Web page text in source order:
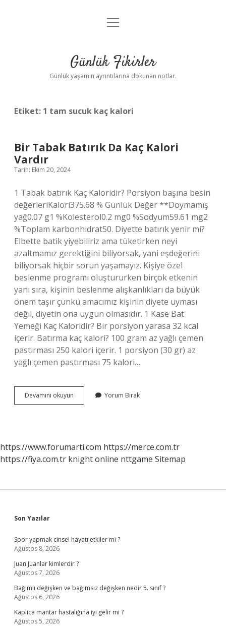
Anasayfa
Yasal Uyarı
menüyü
Günlük Fikirler
Günlük yaşamın ayrıntılarına dokunan notlar.
Etiket: 1 tam sucuk kaç kalori
Bir Tabak Batırık Da Kaç Kalori
Vardır
Tarih: Ekim 20, 2024
1 Tabak batırık Kaç Kaloridir? Porsiyon başına besin
değerleriKalori375.68 % Günlük Değer **Doymamış
yağ0.07 g1 %Kolesterol0.2 mg0 %Sodyum59.61 mg2
%Toplam karbonhidrat50. Diyette batırık yenir mi?
Elbette batik yiyebiliriz ama tüketirken neyi
azaltmamız gerektiğini biliyorsak, yani eşdeğerini
biliyorsak hiçbir sorun yaşamayız. Kişiye özel
beslenme programı oluştururken birçok etkenin
yanı sıra, kişinin beslenme alışkanlıkları da büyük
önem taşır çünkü amacımız kişinin diyete uyması
değil, diyetin ona uygun olmasıdır. 1 Kase Bat
Yemeği Kaç Kaloridir? Bir porsiyon yarasa 32 kcal
içerir. Batırma kaç kalori? 100 gram az yağlı çemen
pastırması 250 kalori içerir. 1 porsiyon (30 gr) az
yağlı çemen pastırması 75 kalori…
Devamını okuyun
Tabak
Vardır
Yorum Bırak
https://www.forumarti.com https://merce.com.tr
https://fiya.com.tr knight online nttgame Sitemap
Sidebar
Son Yazılar
Spor yapmak cinsel hayatı etkiler mi ?
Ağustos 8, 2026
Juan Juanlar kimlerdir ?
Ağustos 7, 2026
Bağımlı değişken ve bağımsız değişken nedir 5. sınıf ?
Ağustos 6, 2026
Kaplıca mantar hastalığına iyi gelir mi ?
Ağustos 5, 2026